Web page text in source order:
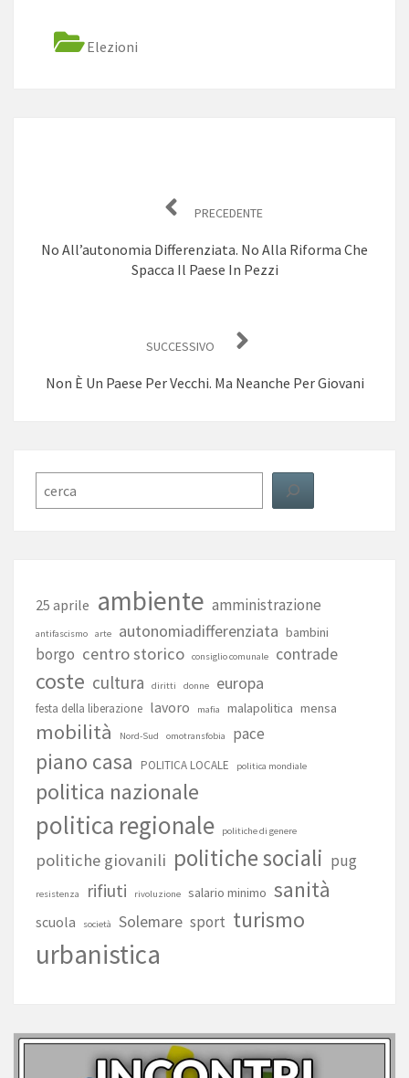
Elezioni
PRECEDENTE
No All’autonomia Differenziata. No Alla Riforma Che
Spacca Il Paese In Pezzi
SUCCESSIVO
Non È Un Paese Per Vecchi. Ma Neanche Per Giovani
25 aprile ambiente amministrazione
antifascismo arte autonomiadifferenziata bambini
borgo centro storico consiglio comunale contrade
coste cultura diritti donne europa
festa della liberazione lavoro mafia malapolitica mensa
mobilità Nord-Sud omotransfobia pace
piano casa POLITICA LOCALE politica mondiale
politica nazionale
politica regionale politiche di genere
politiche giovanili politiche sociali pug
resistenza rifiuti rivoluzione salario minimo sanità
scuola società Solemare sport turismo
urbanistica